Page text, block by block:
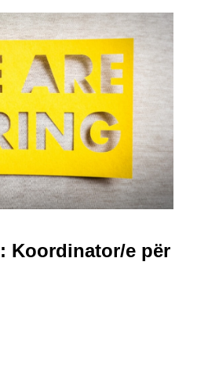
Koordinator/e për